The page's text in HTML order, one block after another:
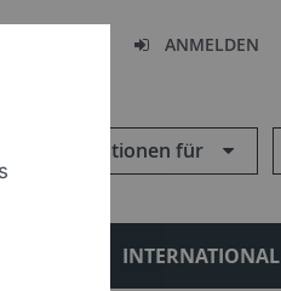
ANMELDEN
Informationen für
INTERNATIONAL